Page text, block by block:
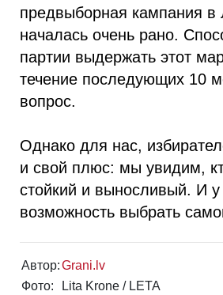
предвыборная кампания в
началась очень рано.
партии выдержать этот
течение последующих 10
вопрос.
Однако для нас,
и свой плюс: мы увидим,
стойкий и выносливый. И у
возможность выбрать
Автор:Grani.lv
Фото:
Lita Krone / LETA